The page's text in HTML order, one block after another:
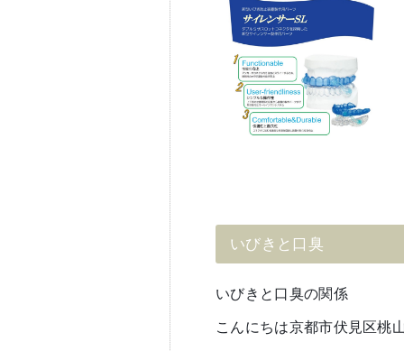
無痛治療
いびきと口臭
いびきと口臭の関係
こんにちは京都市伏見区桃